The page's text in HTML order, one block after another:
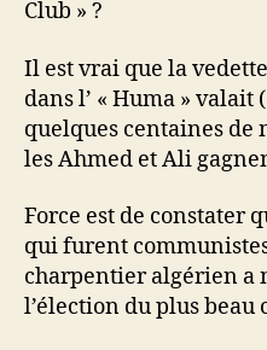
Club » ?
Il est vrai que la
dans l’ « Huma » valait
quelques centaines de
les Ahmed et Ali
Force est de constater
qui furent
charpentier algérien a
l’élection du plus beau